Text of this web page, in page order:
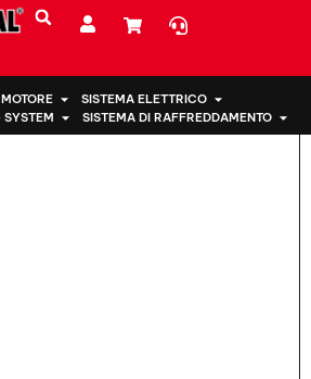
SISTEMA ELETTRICO
SYSTEM
SISTEMA DI RAFFREDDAMENTO
50890-SNA-A82 per Honda